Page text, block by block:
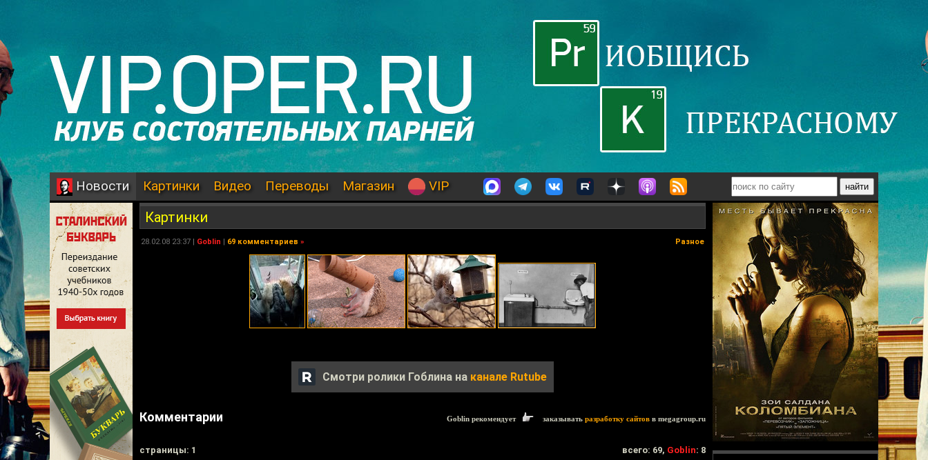
Новости Картинки Видео Переводы Магазин VIP
Картинки
28.02.08 23:37 | Goblin | 69 комментариев » Разное
Смотри ролики Гоблина на канале Rutube
Комментарии Goblin рекомендует заказывать разработку сайтов в megagroup.ru
cтраницы: 1 всего: 69, Goblin: 8